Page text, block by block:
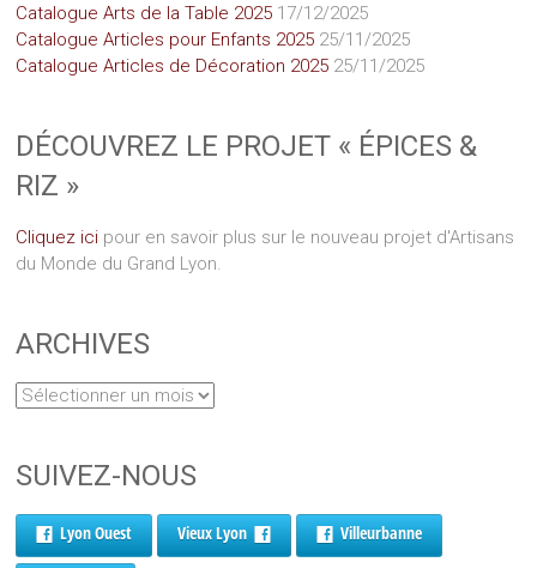
Catalogue Arts de la Table 2025 17/12/2025
Catalogue Articles pour Enfants 2025 25/11/2025
Catalogue Articles de Décoration 2025 25/11/2025
DÉCOUVREZ LE PROJET « ÉPICES &
RIZ »
Cliquez ici pour en savoir plus sur le nouveau projet d'Artisans
du Monde du Grand Lyon.
ARCHIVES
SUIVEZ-NOUS
Lyon Ouest Vieux Lyon Villeurbanne